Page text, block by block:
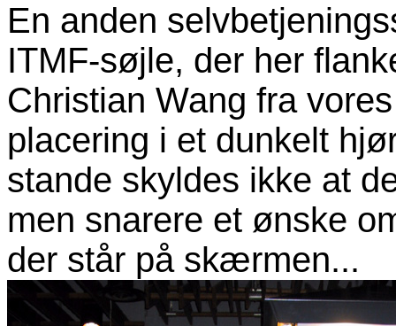
En anden
ITMF-søjle, der her
Christian Wang fra
placering i et dunkelt
stande skyldes ikke at
men snarere et ønske
der står på skærmen...